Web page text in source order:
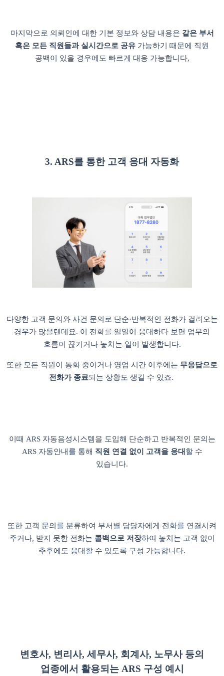
마지막으로 의뢰인에 대한 기본 정보와 상담 내용은 같은 부서
혹은 모든 직원들과 실시간으로 공유 가능하기 때문에 직원
공백이 있을 경우에도 빠르게 대응 가능합니다,
3. ARS를 통한 고객 응대 자동화
다양한 고객 문의와 사건 문의로 단순·반복적인 전화가 걸려오는
경우가 많을텐데요. 이 전화를 일일이 응대하다 보면 업무의
흐름이 끊기거나 놓치는 일이 발생합니다.
또한 모든 직원이 통화 중이거나 영업 시간 이후에는 무응답으로
전화가 종료되는 상황도 생길 수 있죠.
이때 ARS 자동음성시스템을 도입해 단순하고 반복적인 문의는
ARS 자동안내를 통해 직원 연결 없이 고객을 응대 할 수
있습니다.
또한 고객 문의를 분류하여 부서별 담당자에게 전화를 연결시켜
주거나, 받지 못한 전화는 콜백으로 저장하여 놓치는 고객 없이
추후에도 응대할 수 있도록 구성 가능합니다.
변호사, 변리사, 세무사, 회계사, 노무사 등의
업종에서 활용되는 ARS 구성 예시